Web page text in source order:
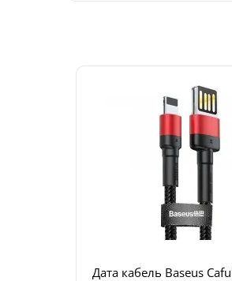
Дата кабель Baseus